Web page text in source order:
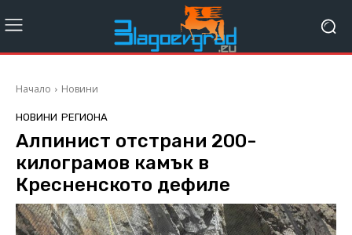
Начало Новини
НОВИНИ РЕГИОНА
Алпинист отстрани 200-
килограмов камък в
Кресненското дефиле